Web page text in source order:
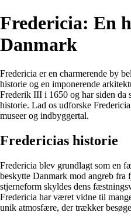
Fredericia: En
Danmark
Fredericia er en charmerende by
historie og en imponerende
Frederik III i 1650 og har siden da
historie. Lad os udforske
museer og indbyggertal.
Fredericias historie
Fredericia blev grundlagt som en
beskytte Danmark mod angreb fra
stjerneform skyldes dens
Fredericia har været vidne til
unik atmosfære, der trækker